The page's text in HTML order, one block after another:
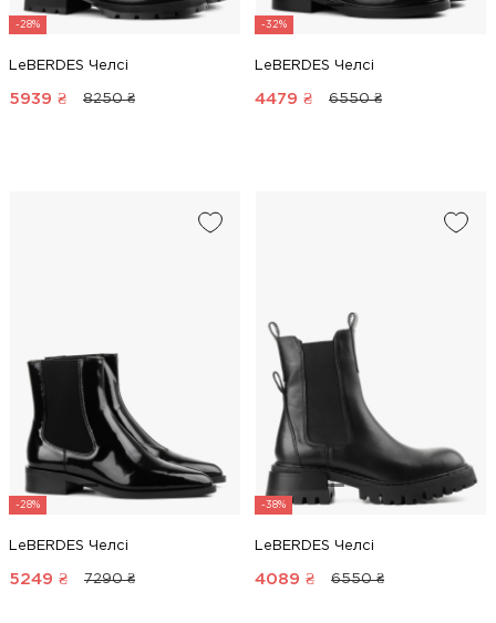
-28%
LeBERDES Челсі
5939 ₴ 8250 ₴
-32%
LeBERDES Челсі
4479 ₴ 6550 ₴
-28%
LeBERDES Челсі
5249 ₴ 7290 ₴
-38%
LeBERDES Челсі
4089 ₴ 6550 ₴